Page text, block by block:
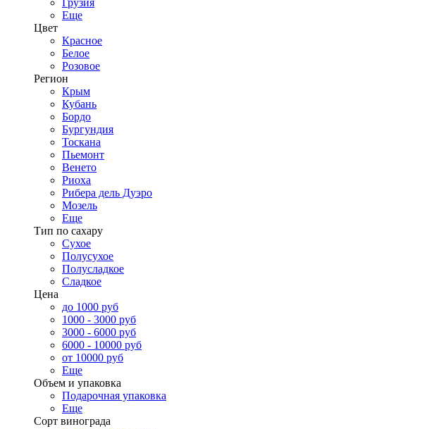
Грузия
Еще
Цвет
Красное
Белое
Розовое
Регион
Крым
Кубань
Бордо
Бургундия
Тоскана
Пьемонт
Венето
Риоха
Рибера дель Дуэро
Мозель
Еще
Тип по сахару
Сухое
Полусухое
Полусладкое
Сладкое
Цена
до 1000 руб
1000 - 3000 руб
3000 - 6000 руб
6000 - 10000 руб
от 10000 руб
Еще
Объем и упаковка
Подарочная упаковка
Еще
Сорт винограда